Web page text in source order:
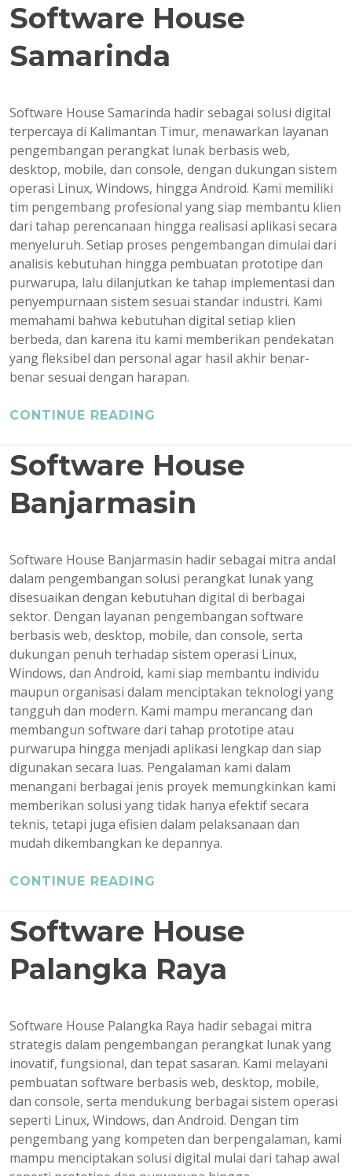
Software House
Samarinda
Software House Samarinda hadir sebagai solusi digital
terpercaya di Kalimantan Timur, menawarkan layanan
pengembangan perangkat lunak berbasis web,
desktop, mobile, dan console, dengan dukungan sistem
operasi Linux, Windows, hingga Android. Kami memiliki
tim pengembang profesional yang siap membantu klien
dari tahap perencanaan hingga realisasi aplikasi secara
menyeluruh. Setiap proses pengembangan dimulai dari
analisis kebutuhan hingga pembuatan prototipe dan
purwarupa, lalu dilanjutkan ke tahap implementasi dan
penyempurnaan sistem sesuai standar industri. Kami
memahami bahwa kebutuhan digital setiap klien
berbeda, dan karena itu kami memberikan pendekatan
yang fleksibel dan personal agar hasil akhir benar-
benar sesuai dengan harapan.
CONTINUE READING
Software House
Banjarmasin
Software House Banjarmasin hadir sebagai mitra andal
dalam pengembangan solusi perangkat lunak yang
disesuaikan dengan kebutuhan digital di berbagai
sektor. Dengan layanan pengembangan software
berbasis web, desktop, mobile, dan console, serta
dukungan penuh terhadap sistem operasi Linux,
Windows, dan Android, kami siap membantu individu
maupun organisasi dalam menciptakan teknologi yang
tangguh dan modern. Kami mampu merancang dan
membangun software dari tahap prototipe atau
purwarupa hingga menjadi aplikasi lengkap dan siap
digunakan secara luas. Pengalaman kami dalam
menangani berbagai jenis proyek memungkinkan kami
memberikan solusi yang tidak hanya efektif secara
teknis, tetapi juga efisien dalam pelaksanaan dan
mudah dikembangkan ke depannya.
CONTINUE READING
Software House
Palangka Raya
Software House Palangka Raya hadir sebagai mitra
strategis dalam pengembangan perangkat lunak yang
inovatif, fungsional, dan tepat sasaran. Kami melayani
pembuatan software berbasis web, desktop, mobile,
dan console, serta mendukung berbagai sistem operasi
seperti Linux, Windows, dan Android. Dengan tim
pengembang yang kompeten dan berpengalaman, kami
mampu menciptakan solusi digital mulai dari tahap awal